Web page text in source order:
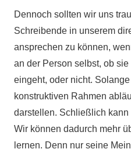
Dennoch sollten wir uns
Schreibende in unserem
ansprechen zu können,
an der Person selbst, ob
eingeht, oder nicht.
konstruktiven Rahmen
darstellen. Schließlich
Wir können dadurch mehr
lernen. Denn nur seine